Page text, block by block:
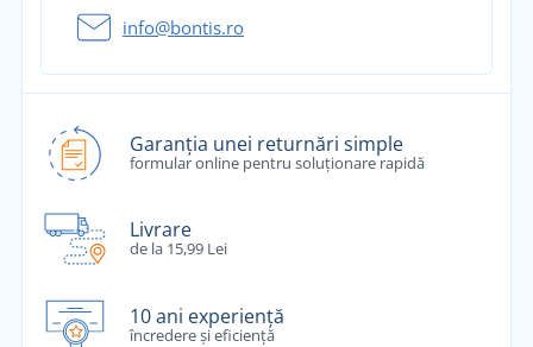
info@bontis.ro
Garanția unei returnări simple
formular online pentru soluționare rapidă
Livrare
de la 15,99 Lei
10 ani experiență
încredere și eficiență